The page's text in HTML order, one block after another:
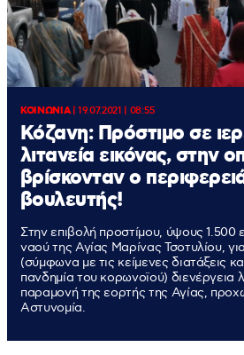
ΚΟΙΝΩΝΙΑ|19.07.2021 | 08:55
Κόζανη: Πρόστιμο σε
λιτανεία εικόνας, στην
βρίσκονταν ο
βουλευτής!
Στην επιβολή προστίμου, ύψους 1.500
ναού της Αγίας Μαρίνας Τσοτυλίου,
(σύμφωνα με τις κείμενες διατάξεις
πανδημία του κορωνοϊού) διενέργεια
παραμονή της εορτής της Αγίας,
Αστυνομία.